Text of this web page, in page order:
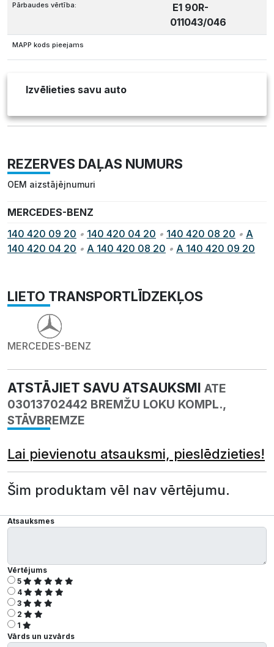
Pārbaudes vērtība:
E1 90R-
011043/046
MAPP kods pieejams
Izvēlieties savu auto
REZERVES DAĻAS NUMURS
OEM aizstājējnumuri
MERCEDES-BENZ
140 420 09 20 • 140 420 04 20 • 140 420 08 20 • A
140 420 04 20 • A 140 420 08 20 • A 140 420 09 20
LIETO TRANSPORTLĪDZEKĻOS
MERCEDES-BENZ
ATSTĀJIET SAVU ATSAUKSMI ATE
03013702442 BREMŽU LOKU KOMPL.,
STĀVBREMZE
Lai pievienotu atsauksmi, pieslēdzieties!
Šim produktam vēl nav vērtējumu.
Atsauksmes
Vērtējums
5
4
3
2
1
Vārds un uzvārds